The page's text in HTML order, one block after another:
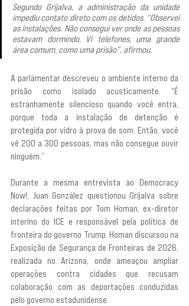
Segundo Grijalva, a administração da unidade
impediu contato direto com os detidos. “Observei
as instalações. Não consegui ver onde as pessoas
estavam dormindo. Vi telefones, uma grande
área comum, como uma prisão”, afirmou.
A parlamentar descreveu o ambiente interno da
prisão como isolado acusticamente. “É
estranhamente silencioso quando você entra,
porque toda a instalação de detenção é
protegida por vidro à prova de som. Então, você
vê 200 a 300 pessoas, mas não consegue ouvir
ninguém.”
Durante a mesma entrevista ao Democracy
Now!, Juan González questionou Grijalva sobre
declarações feitas por Tom Homan, ex-diretor
interino do ICE e responsável pela política de
fronteira do governo Trump. Homan discursou na
Exposição de Segurança de Fronteiras de 2026,
realizada no Arizona, onde ameaçou ampliar
operações contra cidades que recusam
colaboração com as deportações conduzidas
pelo governo estadunidense.